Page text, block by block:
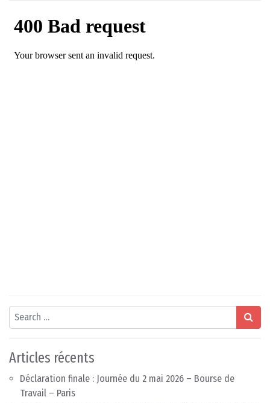
Search
Articles récents
Déclaration finale : Journée du 2 mai 2026 – Bourse de
Travail – Paris